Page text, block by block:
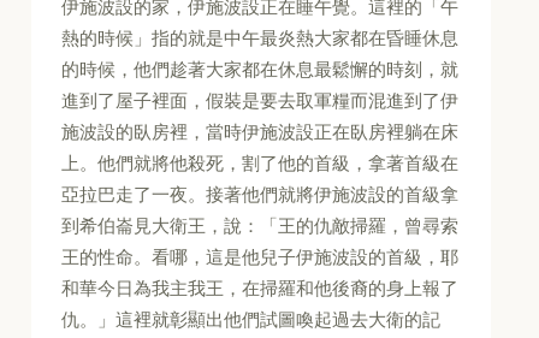
伊施波設的家，伊施波設正在睡午覺。這裡的「午
熱的時候」指的就是中午最炎熱大家都在昏睡休息
的時候，他們趁著大家都在休息最鬆懈的時刻，就
進到了屋子裡面，假裝是要去取軍糧而混進到了伊
施波設的臥房裡，當時伊施波設正在臥房裡躺在床
上。他們就將他殺死，割了他的首級，拿著首級在
亞拉巴走了一夜。接著他們就將伊施波設的首級拿
到希伯崙見大衛王，說：「王的仇敵掃羅，曾尋索
王的性命。看哪，這是他兒子伊施波設的首級，耶
和華今日為我主我王，在掃羅和他後裔的身上報了
仇。」這裡就彰顯出他們試圖喚起過去大衛的記